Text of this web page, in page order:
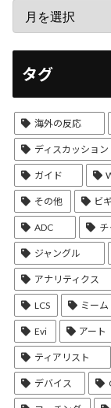
タグ
海外の反応
ディスカッション
ガイド
その他 ビ
ADC チ
ジャングル
アナリティクス
LCS ミーム
Evi アート
ティアリスト
デバイス